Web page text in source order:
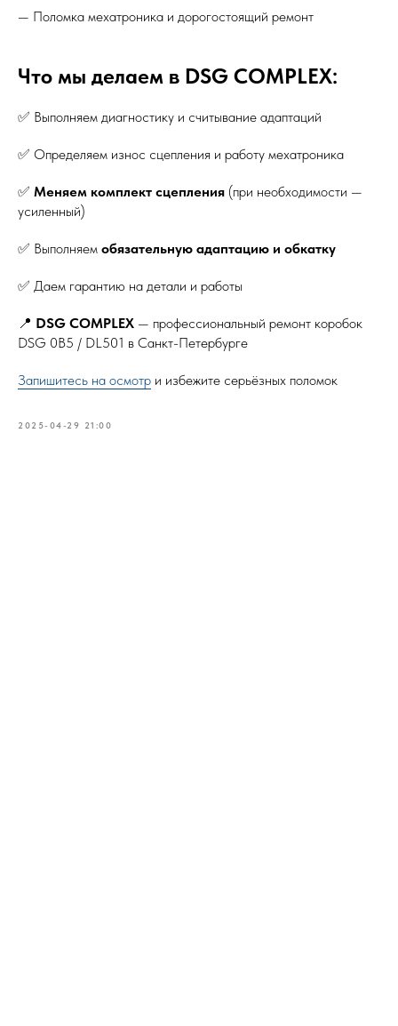
— Поломка мехатроника и дорогостоящий ремонт
Что мы делаем в DSG COMPLEX:
✅ Выполняем диагностику и считывание адаптаций
✅ Определяем износ сцепления и работу мехатроника
✅ Меняем комплект сцепления (при необходимости —
усиленный)
✅ Выполняем обязательную адаптацию и обкатку
✅ Даем гарантию на детали и работы
📍 DSG COMPLEX — профессиональный ремонт коробок
DSG 0B5 / DL501 в Санкт-Петербурге
Запишитесь на осмотр и избежите серьёзных поломок
2025-04-29 21:00